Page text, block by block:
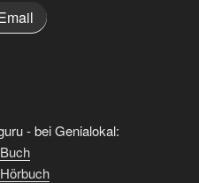
- bei Genialokal: